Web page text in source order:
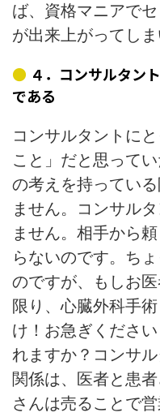
ば、資格マニアで
が出来上がってしま
４．コンサルタン
である
コンサルタントに
こと」だと思って
の考えを持ってい
ません。コンサル
ません。相手から
らないのです。ち
のですが、もしお
限り、心臓外科手
け！お急ぎくださ
れますか？コンサ
関係は、医者と患
さんは売ることで